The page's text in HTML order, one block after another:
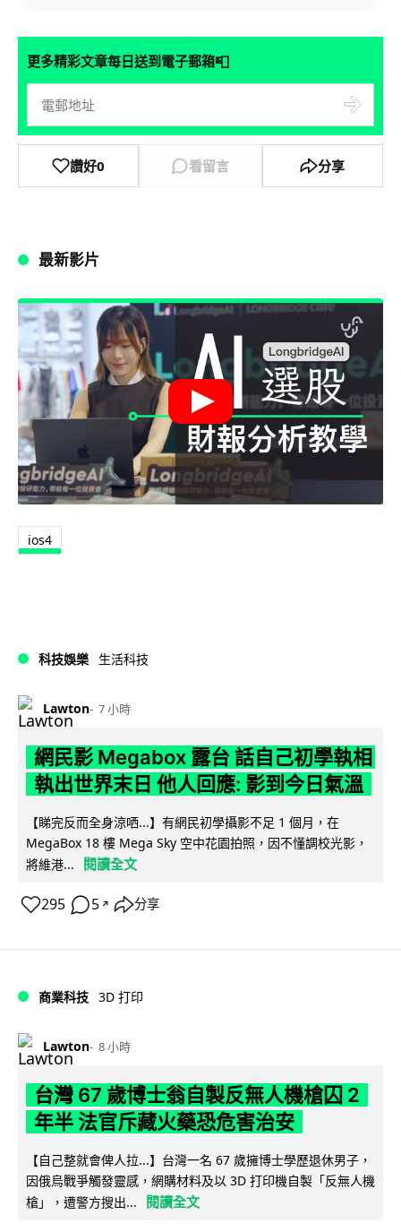
更多精彩文章每日送到電子郵箱📮
讚好0 看留言 分享
最新影片
ios4
科技娛樂 生活科技
Lawton 7 小時
網民影 Megabox 露台 話自己初學執相
執出世界末日 他人回應: 影到今日氣溫
【睇完反而全身涼哂...】有網民初學攝影不足 1 個月，在
MegaBox 18 樓 Mega Sky 空中花園拍照，因不懂調校光影，
將維港...
閱讀全文
295 5 ↗ 分享
商業科技 3D 打印
Lawton 8 小時
台灣 67 歲博士翁自製反無人機槍囚 2
年半 法官斥藏火藥恐危害治安
【自己整就會俾人拉...】台灣一名 67 歲擁博士學歷退休男子，
因俄烏戰爭觸發靈感，網購材料及以 3D 打印機自製「反無人機
槍」，遭警方搜出...
閱讀全文